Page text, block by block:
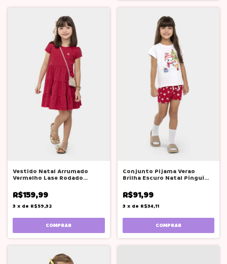
Vestido Natal Arrumado
Vermelho Lase Rodado
R$159,99
3 x de R$59,32
COMPRAR
Conjunto Pijama Verao
Brilha Escuro Natal Pinguim
R$91,99
3 x de R$34,11
COMPRAR